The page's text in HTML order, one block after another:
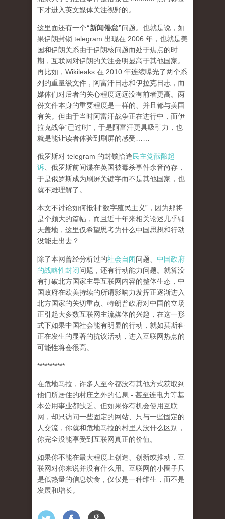
下才进入英文媒体关注视野的。
这里面还有一个“新闻倦怠”问题。也就是说，如
果伊朗封锁 telegram 出现在 2006 年，也就是美
国和伊朗关系由于伊朗核问题而处于焦点的时
期，互联网对伊朗的关注会明显高于其他国家。
再比如，Wikileaks 在 2010 年连续曝光了两个系
列的重量级文件，阿富汗日志和伊拉克日志，而
媒体们对后者的关心程度远远没有前者更高。两
份文件本身的重要程度是一样的、并且都与美国
有关。但由于当时阿富汗战争正在进行中，而伊
拉克战争“已过时”，于是阿富汗更具吸引力，也
就是能让读者体验到刷屏的感受……
俄罗斯对 telegram 的封锁恰逢民主党酝酿起
诉 、俄罗斯前间谍在英国被毒杀事件余音尚存，
于是俄罗斯成为刷屏关键字而不是其他国家，也
就不难理解了。
本文不讨论如何抵制“数字殖民主义”，因为那将
是个颇大的篇幅，而且近十年来相关论述几乎铺
天盖地，这里仅希望思考为什么中国思想和行动
没能走出去？
除了本网曾经分析过的社会自闭问题、 中国政府
的战略性封闭问题，还有行动能力问题。就算没
有打破北方国家主导互联网内容的整体生态，中
国政府在欧美持续的所谓影响力发挥正逐渐进入
北方国家的关切重点、特朗普政府对中国的立场
正引起大多数互联网主流媒体的兴趣，在这一形
式下如果中国社会能有明显的行动，就如莫斯科
正在发生的显著的抗议活动，进入互联网热点的
可能性将会很高。
***********
在危地马拉，许多人至今都没有其他方式获取到
他们所居住的村庄之外的信息 - 甚至连电力等基
本公用事业都缺乏。但如果你有机会使用互联
网，却只访问一些固定的网站、只与一些固定的
人交流，你就和危地马拉的村里人没什么区别，
你完全没能享受到互联网真正的价值。
如果你不能在最大程度上创造、创新或推动，互
联网对你来说并没有什么用。互联网的小圈子只
是低热量的信息饮食，仅仅是一种维生，而不是
发展和增长。